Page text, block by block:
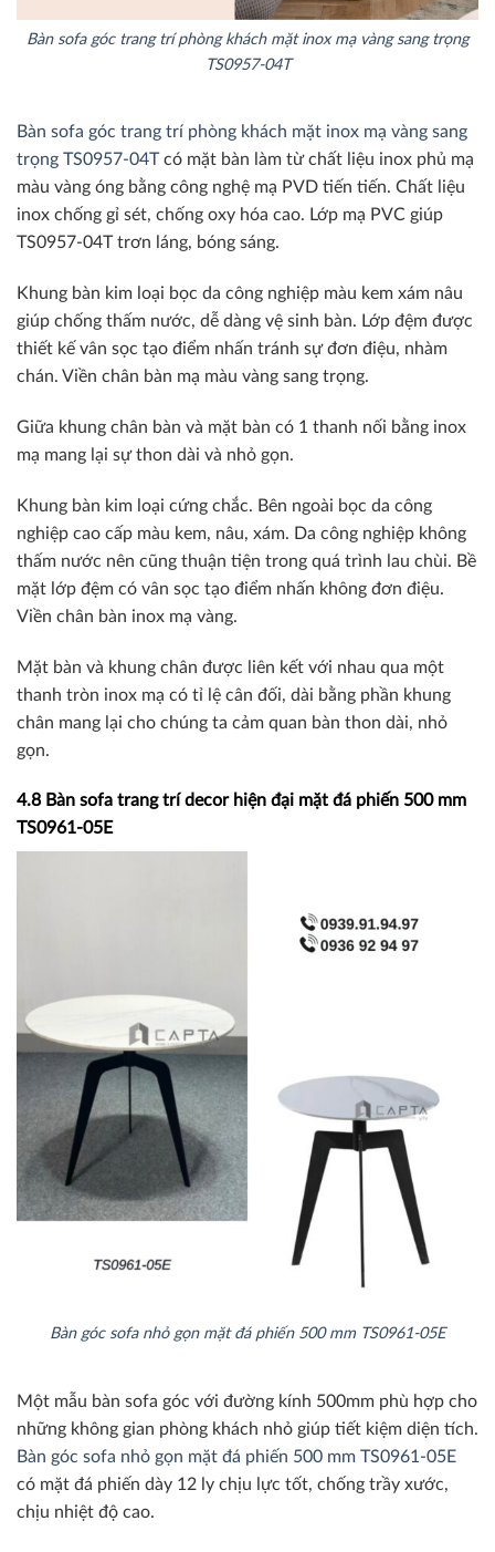
Bàn sofa góc trang trí phòng khách mặt inox mạ vàng sang trọng
TS0957-04T
Bàn sofa góc trang trí phòng khách mặt inox mạ vàng sang
trọng TS0957-04Tcó mặt bàn làm từ chất liệu inox phủ mạ
màu vàng óng bằng công nghệ mạ PVD tiến tiến. Chất liệu
inox chống gỉ sét, chống oxy hóa cao. Lớp mạ PVC giúp
TS0957-04T trơn láng, bóng sáng.
Khung bàn kim loại bọc da công nghiệp màu kem xám nâu
giúp chống thấm nước, dễ dàng vệ sinh bàn. Lớp đệm được
thiết kế vân sọc tạo điểm nhấn tránh sự đơn điệu, nhàm
chán. Viền chân bàn mạ màu vàng sang trọng.
Giữa khung chân bàn và mặt bàn có 1 thanh nối bằng inox
mạ mang lại sự thon dài và nhỏ gọn.
Khung bàn kim loại cứng chắc. Bên ngoài bọc da công
nghiệp cao cấp màu kem, nâu, xám. Da công nghiệp không
thấm nước nên cũng thuận tiện trong quá trình lau chùi. Bề
mặt lớp đệm có vân sọc tạo điểm nhấn không đơn điệu.
Viền chân bàn inox mạ vàng.
Mặt bàn và khung chân được liên kết với nhau qua một
thanh tròn inox mạ có tỉ lệ cân đối, dài bằng phần khung
chân mang lại cho chúng ta cảm quan bàn thon dài, nhỏ
gọn.
4.8 Bàn sofa trang trí decor hiện đại mặt đá phiến 500 mm
TS0961-05E
Bàn góc sofa nhỏ gọn mặt đá phiến 500 mm TS0961-05E
Một mẫu bàn sofa góc với đường kính 500mm phù hợp cho
những không gian phòng khách nhỏ giúp tiết kiệm diện tích.
Bàn góc sofa nhỏ gọn mặt đá phiến 500 mm TS0961-05E
có mặt đá phiến dày 12 ly chịu lực tốt, chống trầy xước,
chịu nhiệt độ cao.